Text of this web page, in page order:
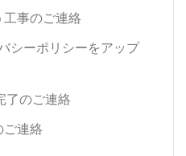
事のご連絡
シーポリシーをアップ
了のご連絡
ご連絡